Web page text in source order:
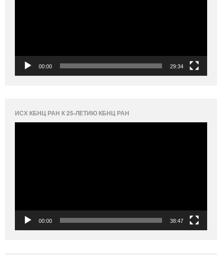
00:00 29:34
ИСХ КБНЦ РАН К 25-ЛЕТИЮ КБНЦ РАН
00:00 38:47